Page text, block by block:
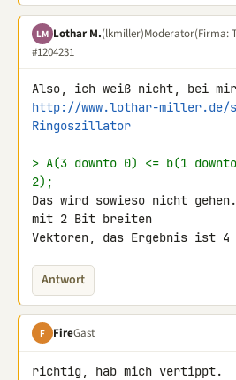
LM Lothar M.(lkmiller)Moderator(Firma:
#1204231
http://www.lothar-miller.de/
Ringoszillator
> A(3 downto 0) <= b(1
2);
Das wird sowieso nicht
mit 2 Bit breiten
Vektoren, das Ergebnis
Antwort
F FireGast
richtig, hab mich vertippt.